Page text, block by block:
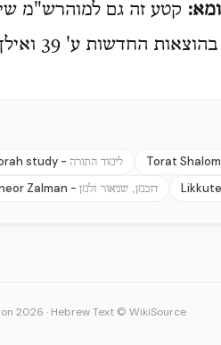
: קטע זה גם למוהרש"מ
study - לימוד התורה Torat
Zalman - דוכמן, שניאור זלמן
2026 · Hebrew Text © WikiSource